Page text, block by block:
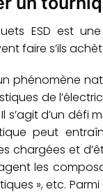
ESD est
faire s’ils
phénomène
de
s’agit d’un défi
peut
chargées et
les
», etc.